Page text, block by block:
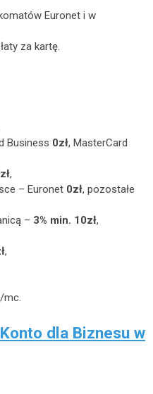
Euronet i w
za kartę.
Business 0zł, MasterCard
,
– Euronet 0zł, pozostałe
– 3% min. 10zł,
,
/mc.
dla Biznesu w